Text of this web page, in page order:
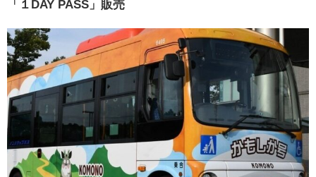
「１DAY PASS」販売